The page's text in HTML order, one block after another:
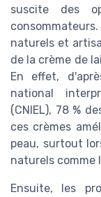
suscite des
naturels et
de la crème de
En effet,
national
(CNIEL), 78 %
ces crèmes
peau, surtout
naturels comme
Ensuite, les